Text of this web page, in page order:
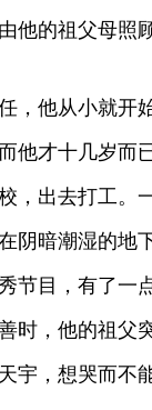
他的祖父母照顾
，他从小就开
他才十几岁而
，出去打工。
阴暗潮湿的地
节目，有了一
时，他的祖父
宇，想哭而不